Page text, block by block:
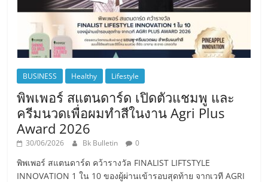
BUSINESS Healthy Lifestyle
พิพเพอร์ สแตนดาร์ด เปิดตัวแชมพู และ
ครีมนวดเพื่อผมทำสีในงาน Agri Plus
Award 2026
30/06/2026 Bk Bulletin 0
พิพเพอร์ สแตนดาร์ด คว้ารางวัล FINALIST LIFTSTYLE
INNOVATION 1 ใน 10 ของผู้ผ่านเข้ารอบสุดท้าย จากเวที AGRI